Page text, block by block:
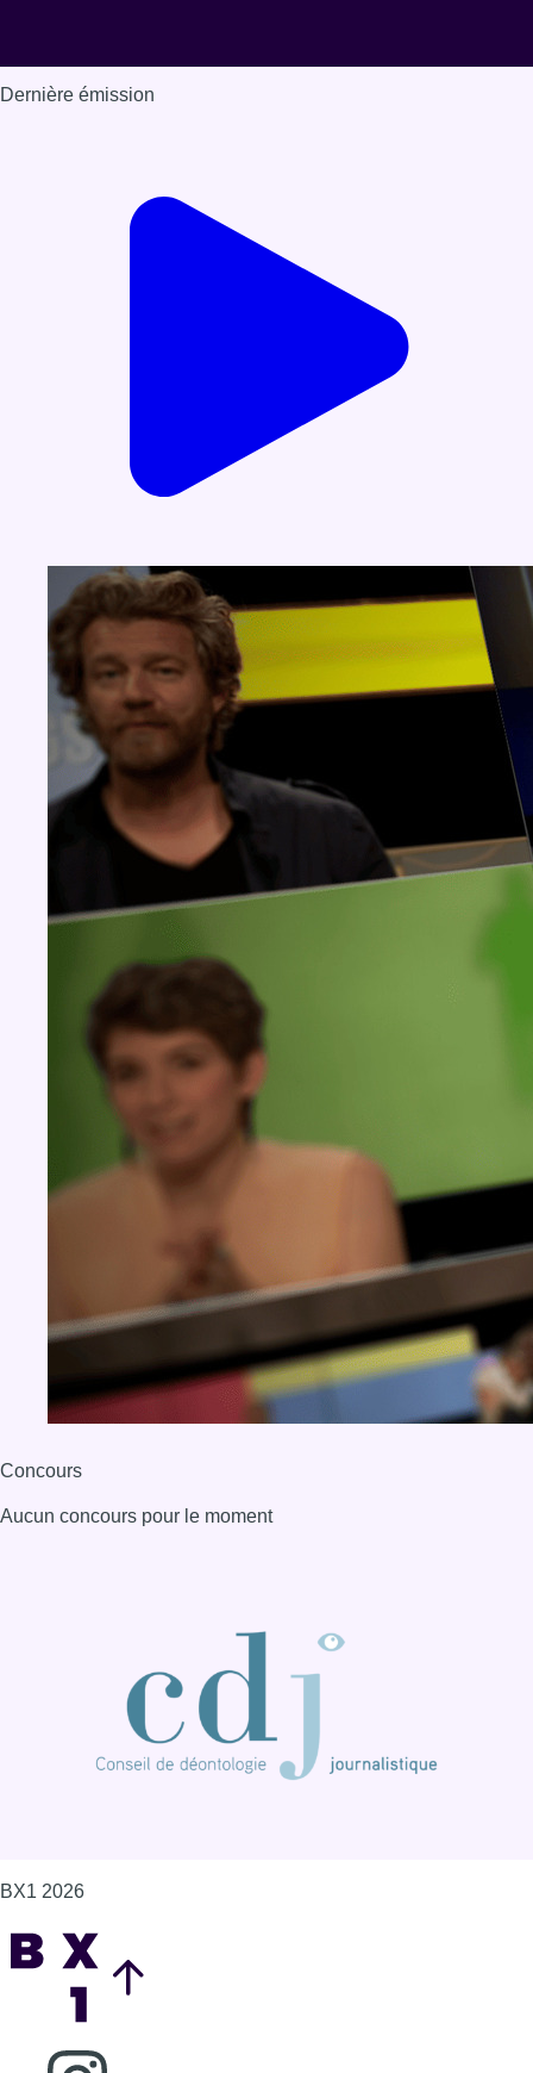
Dernière émission
Concours
Aucun concours pour le moment
BX1 2026
Consulter page Instagram